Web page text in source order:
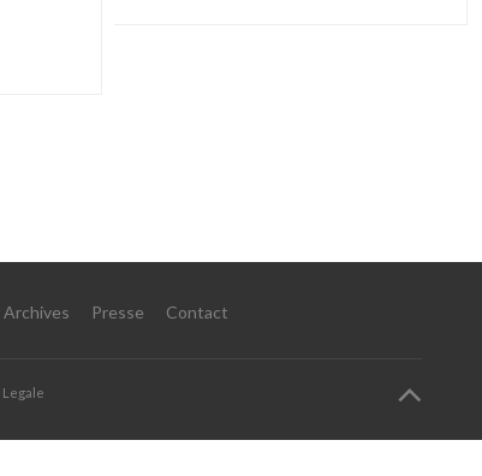
Archives Presse Contact
Legale